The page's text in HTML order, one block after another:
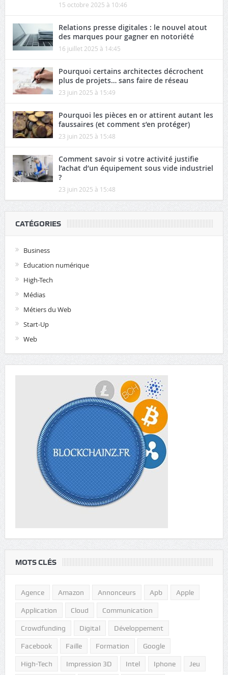
15 octobre 2025 à 10:46
Relations presse digitales : le nouvel atout
des marques pour gagner en notoriété
16 juillet 2025 à 14:45
Pourquoi certains architectes décrochent
plus de projets… sans faire de réseau
23 juin 2025 à 15:49
Pourquoi les pièces en or attirent autant les
faussaires (et comment s’en protéger)
23 juin 2025 à 15:48
Comment savoir si votre activité justifie
l’achat d’un équipement sous vide industriel
?
23 juin 2025 à 15:48
CATÉGORIES
Business
Education numérique
High-Tech
Médias
Métiers du Web
Start-Up
Web
MOTS CLÉS
Agence Amazon Annonceurs Apb Apple
Application Cloud Communication
Crowdfunding Digital Développement
Facebook Faille Formation Google
High-Tech Impression 3D Intel Iphone Jeu